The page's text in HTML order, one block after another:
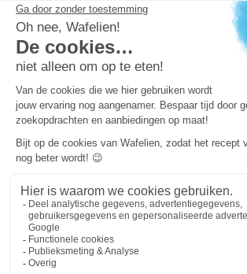
Campings in het Zuiden van Nederland
Copyright Capfun 2026 ©
Veelgestelde vragen
Dutchbox Vakantiepark
Superdeals
Capfun in de media
Carabouille.nl
Wettelijke bepalingen
Sitemap
Persvragen? mailpersvragen@capfun.com
Powered by ICS
OK